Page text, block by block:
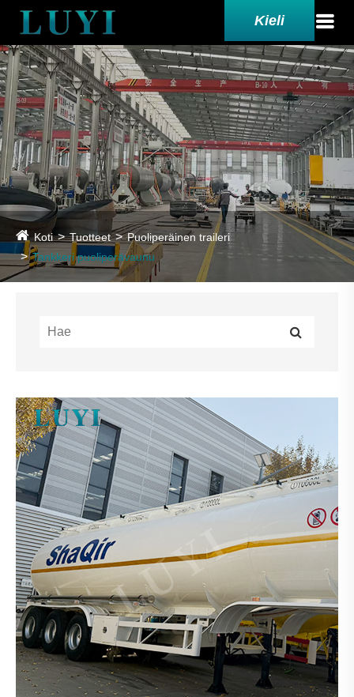
Kieli
Koti Tuotteet
Puoliperäinen traileri
Tankkeri puoliperävaunu